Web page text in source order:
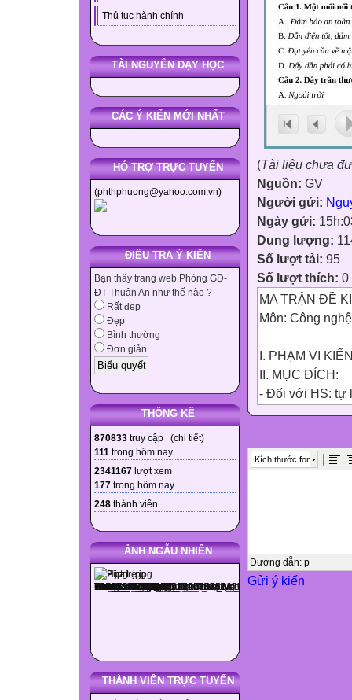
Thủ tục hành chính
TÀI NGUYÊN DẠY HỌC
CÁC Ý KIẾN MỚI NHẤT
HỖ TRỢ TRỰC TUYẾN
(phthphuong@yahoo.com.vn)
ĐIỀU TRA Ý KIẾN
Bạn thấy trang web Phòng GD-
ĐT Thuận An như thế nào ?
Rất đẹp
Đẹp
Bình thường
Đơn giản
THỐNG KÊ
870833 truy cập (chi tiết)
111 trong hôm nay
2341167 lượt xem
177 trong hôm nay
248 thành viên
ẢNH NGẪU NHIÊN
THÀNH VIÊN TRỰC TUYẾN
(Tài liệu chưa
Nguồn: GV
Người gửi:
Ngày gửi:
Dung lượng:
Số lượt tải: 95
Số lượt thích: 0
MA TRẬN ĐỀ
Môn: Công
I. PHẠM VI
II. MỤC ĐÍCH:
- Đối với HS: tự
cầu về chuẩn
thân.
- Đối với GV:
TNKQ, 70% TL)
IV. MA TRẬN
Kích thước font
Đường dẫn: p
Gửi ý kiến